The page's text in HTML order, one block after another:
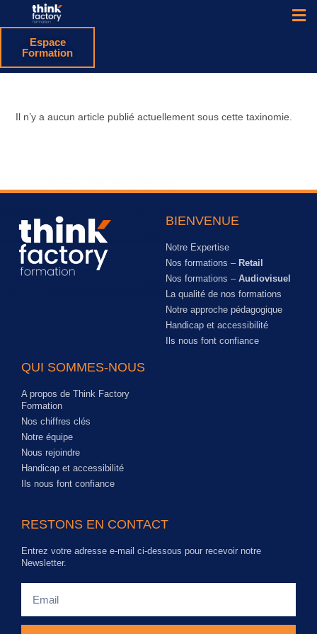
Espace
Formation
Il n’y a aucun article publié actuellement sous cette taxinomie.
BIENVENUE
Notre Expertise
Nos formations – Retail
Nos formations – Audiovisuel
La qualité de nos formations
Notre approche pédagogique
Handicap et accessibilité
Ils nous font confiance
QUI SOMMES-NOUS
A propos de Think Factory
Formation
Nos chiffres clés
Notre équipe
Nous rejoindre
Handicap et accessibilité
Ils nous font confiance
RESTONS EN CONTACT
Entrez votre adresse e-mail ci-dessous pour recevoir notre
Newsletter.